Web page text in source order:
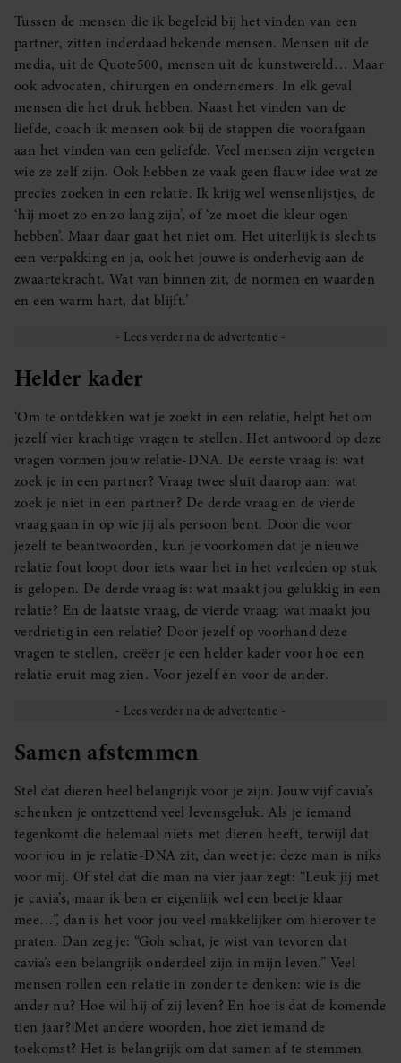
Tussen de mensen die ik begeleid bij het vinden van een
partner, zitten inderdaad bekende mensen. Mensen uit de
media, uit de Quote500, mensen uit de kunstwereld… Maar
ook advocaten, chirurgen en ondernemers. In elk geval
mensen die het druk hebben. Naast het vinden van de
liefde, coach ik mensen ook bij de stappen die voorafgaan
aan het vinden van een geliefde. Veel mensen zijn vergeten
wie ze zelf zijn. Ook hebben ze vaak geen flauw idee wat ze
precies zoeken in een relatie. Ik krijg wel wensenlijstjes, de
‘hij moet zo en zo lang zijn’, of ‘ze moet die kleur ogen
hebben’. Maar daar gaat het niet om. Het uiterlijk is slechts
een verpakking en ja, ook het jouwe is onderhevig aan de
zwaartekracht. Wat van binnen zit, de normen en waarden
en een warm hart, dat blijft.’
Helder kader
‘Om te ontdekken wat je zoekt in een relatie, helpt het om
jezelf vier krachtige vragen te stellen. Het antwoord op deze
vragen vormen jouw relatie-DNA. De eerste vraag is: wat
zoek je in een partner? Vraag twee sluit daarop aan: wat
zoek je niet in een partner? De derde vraag en de vierde
vraag gaan in op wie jij als persoon bent. Door die voor
jezelf te beantwoorden, kun je voorkomen dat je nieuwe
relatie fout loopt door iets waar het in het verleden op stuk
is gelopen. De derde vraag is: wat maakt jou gelukkig in een
relatie? En de laatste vraag, de vierde vraag: wat maakt jou
verdrietig in een relatie? Door jezelf op voorhand deze
vragen te stellen, creëer je een helder kader voor hoe een
relatie eruit mag zien. Voor jezelf én voor de ander.
Samen afstemmen
Stel dat dieren heel belangrijk voor je zijn. Jouw vijf cavia’s
schenken je ontzettend veel levensgeluk. Als je iemand
tegenkomt die helemaal niets met dieren heeft, terwijl dat
voor jou in je relatie-DNA zit, dan weet je: deze man is niks
voor mij. Of stel dat die man na vier jaar zegt: “Leuk jij met
je cavia’s, maar ik ben er eigenlijk wel een beetje klaar
mee…”, dan is het voor jou veel makkelijker om hierover te
praten. Dan zeg je: “Goh schat, je wist van tevoren dat
cavia’s een belangrijk onderdeel zijn in mijn leven.” Veel
mensen rollen een relatie in zonder te denken: wie is die
ander nu? Hoe wil hij of zij leven? En hoe is dat de komende
tien jaar? Met andere woorden, hoe ziet iemand de
toekomst? Het is belangrijk om dat samen af te stemmen